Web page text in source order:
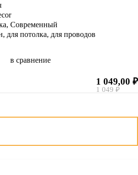
Современный
для потолка, для проводов
в сравнение
1 049,00 ₽
1 049 ₽